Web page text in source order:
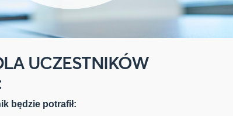
UCZESTNIKÓW
będzie potrafił: